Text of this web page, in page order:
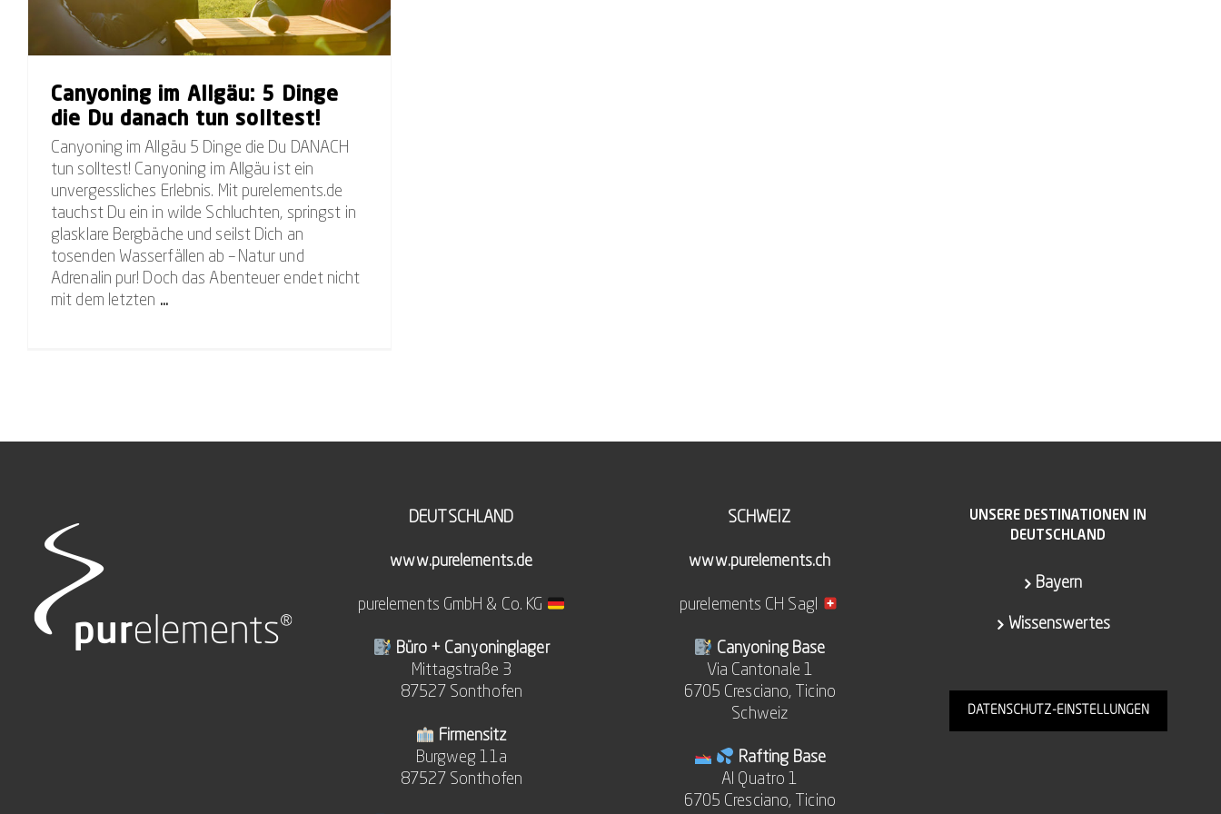
Canyoning im Allgäu: 5 Dinge
die Du danach tun solltest!
Canyoning im Allgäu 5 Dinge die Du DANACH
tun solltest! Canyoning im Allgäu ist ein
unvergessliches Erlebnis. Mit purelements.de
tauchst Du ein in wilde Schluchten, springst in
glasklare Bergbäche und seilst Dich an
tosenden Wasserfällen ab – Natur und
Adrenalin pur! Doch das Abenteuer endet nicht
mit dem letzten ...
DEUTSCHLAND
www.purelements.de
purelements GmbH & Co. KG
Büro + Canyoninglager
Mittagstraße 3
87527 Sonthofen
Firmensitz
Burgweg 11a
87527 Sonthofen
SCHWEIZ
www.purelements.ch
purelements CH Sagl
Canyoning Base
Via Cantonale 1
6705 Cresciano, Ticino
Schweiz
Rafting Base
Al Quatro 1
6705 Cresciano, Ticino
UNSERE DESTINATIONEN IN
DEUTSCHLAND
Bayern
Wissenswertes
DATENSCHUTZ-EINSTELLUNGEN